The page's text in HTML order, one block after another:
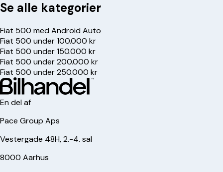
Se alle kategorier
Fiat 500 med Android Auto
Fiat 500 under 100.000 kr
Fiat 500 under 150.000 kr
Fiat 500 under 200.000 kr
Fiat 500 under 250.000 kr
En del af
Pace Group Aps
Vestergade 48H, 2.-4. sal
8000 Aarhus